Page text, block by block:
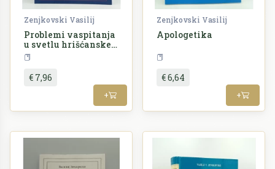
Zenjkovski Vasilij
Problemi vaspitanja
u svetlu hrišćanske
antropologije
€ 7,96
+
Zenjkovski Vasilij
Apologetika
€ 6,64
+